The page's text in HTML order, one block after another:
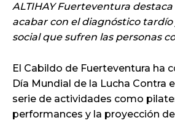
ALTIHAY Fuerteventura
acabar con el diagnóstico
social que sufren las personas
El Cabildo de Fuerteventura ha
Día Mundial de la Lucha Contra
serie de actividades como
performances y la proyección